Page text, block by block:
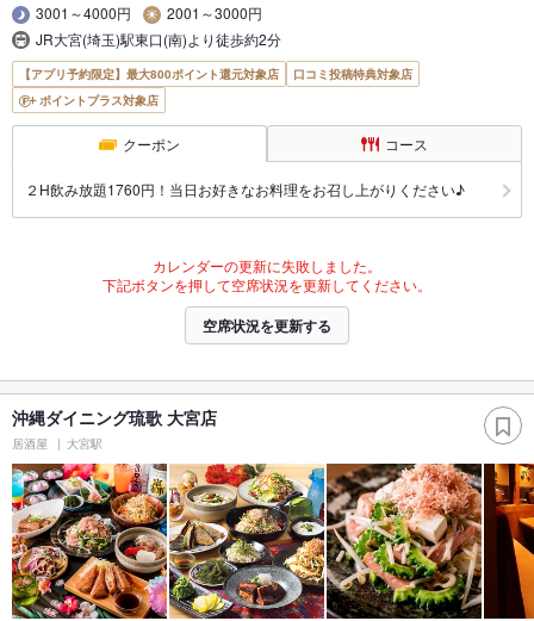
3001～4000円
2001～3000円
JR大宮(埼玉)駅東口(南)より徒歩約2分
【アプリ予約限定】最大800ポイント還元対象店
口コミ投稿特典対象店
ポイントプラス対象店
クーポン コース
２H飲み放題1760円！当日お好きなお料理をお召し上がりください♪
カレンダーの更新に失敗しました。
下記ボタンを押して空席状況を更新してください。
空席状況を更新する
沖縄ダイニング琉歌 大宮店
居酒屋 大宮駅